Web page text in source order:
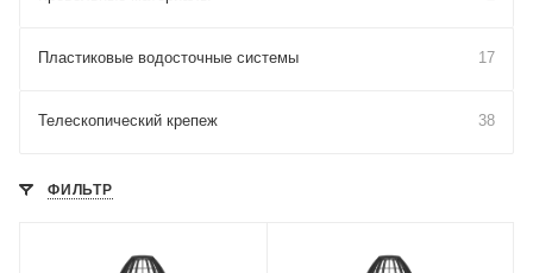
Пластиковые водосточные системы 17
Телескопический крепеж 38
ФИЛЬТР